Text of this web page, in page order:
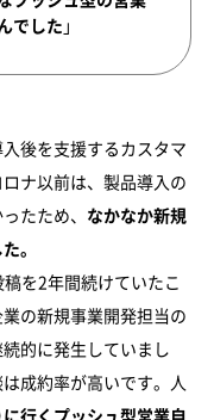
でした 」
後を支援するカスタマ
ナ以前は、製品導入の
たため、 なかなか新規
。
稿を2年間続けていたこ
の新規事業開発担当の
的に発生していまし
成約率が高いです。人
行くプッシュ型営業自